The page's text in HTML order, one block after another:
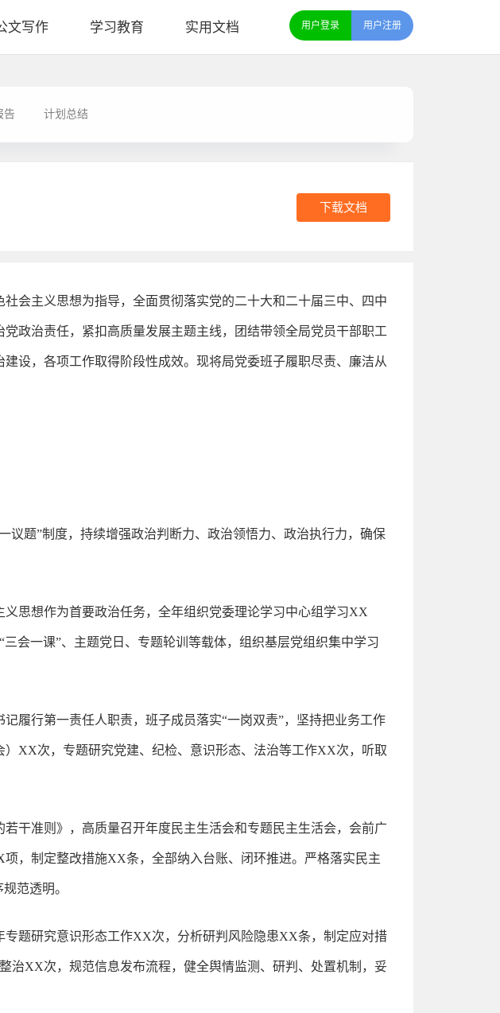
文写作 学习教育 实用文档 用户登录 用户注册
告 计划总结
下载文档
会主义思想为指导，全面贯彻落实党的二十大和二十届三中、四中
政治责任，紧扣高质量发展主题主线，团结带领全局党员干部职工
设，各项工作取得阶段性成效。现将局党委班子履职尽责、廉洁从
议题”制度，持续增强政治判断力、政治领悟力、政治执行力，确保
思想作为首要政治任务，全年组织党委理论学习中心组学习XX
会一课”、主题党日、专题轮训等载体，组织基层党组织集中学习
履行第一责任人职责，班子成员落实“一岗双责”，坚持把业务工作
XX次，专题研究党建、纪检、意识形态、法治等工作XX次，听取
干准则》，高质量召开年度民主生活会和专题民主生活会，会前广
，制定整改措施XX条，全部纳入台账、闭环推进。严格落实民主
范透明。
题研究意识形态工作XX次，分析研判风险隐患XX条，制定应对措
治XX次，规范信息发布流程，健全舆情监测、研判、处置机制，妥